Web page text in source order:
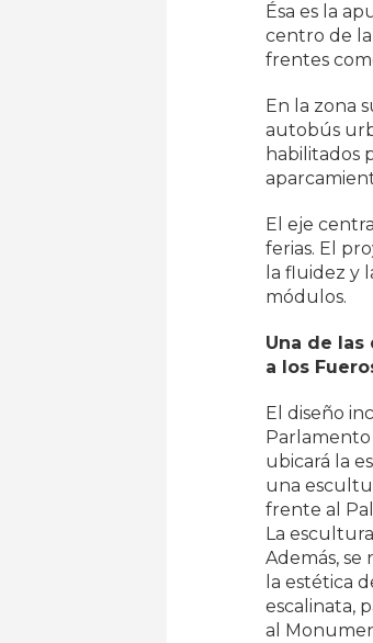
Ésa es la
centro de la
frentes
En la zona
autobús
habilitados
El eje
ferias. El
la fluidez y
módulos.
Una de
a los
El diseño
ubicará la
una
frente al
La
Además,
la estética
escalinata,
al